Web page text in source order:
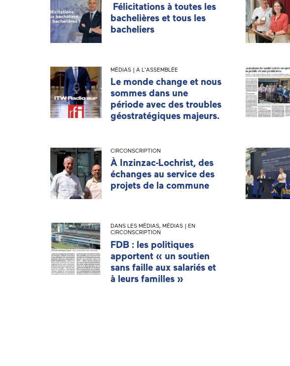
Félicitations à toutes les
bachelières et tous les
bacheliers
MÉDIAS | A L'ASSEMBLÉE
Le monde change et nous
sommes dans une
période avec des troubles
géostratégiques majeurs.
CIRCONSCRIPTION
À Inzinzac-Lochrist, des
échanges au service des
projets de la commune
DANS LES MÉDIAS, MÉDIAS | EN
CIRCONSCRIPTION
FDB : les politiques
apportent « un soutien
sans faille aux salariés et
à leurs familles »